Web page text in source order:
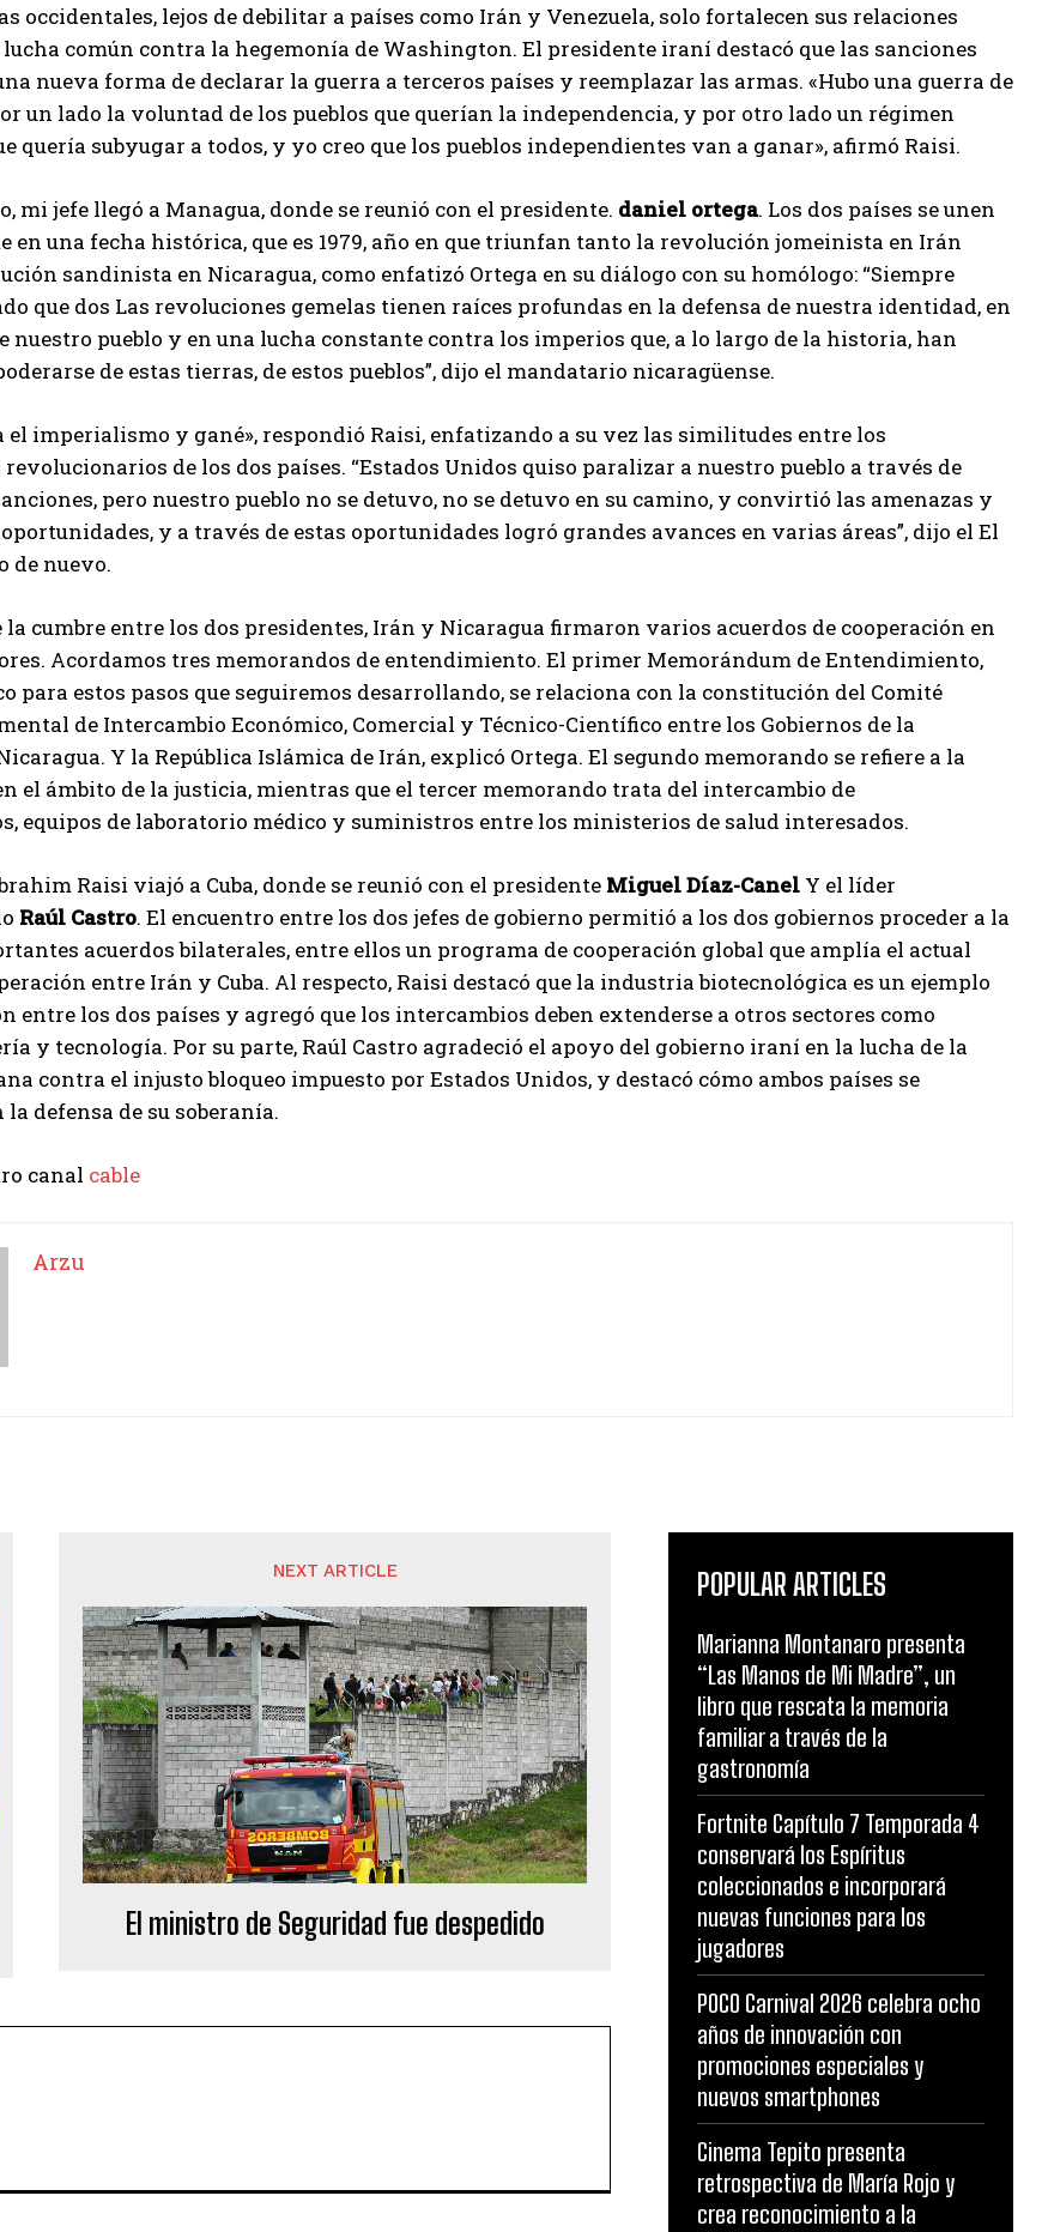
I WANT IN
I've read and accept thePrivacy Policy.
Arzu
occidentales, lejos de debilitar a países como Irán y Venezuela, solo fortalecen sus relaciones
lucha común contra la hegemonía de Washington. El presidente iraní destacó que las sanciones
nueva forma de declarar la guerra a terceros países y reemplazar las armas. «Hubo una guerra de
un lado la voluntad de los pueblos que querían la independencia, y por otro lado un régimen
quería subyugar a todos, y yo creo que los pueblos independientes van a ganar», afirmó Raisi.
mi jefe llegó a Managua, donde se reunió con el presidente. daniel ortega. Los dos países se unen
en una fecha histórica, que es 1979, año en que triunfan tanto la revolución jomeinista en Irán
sandinista en Nicaragua, como enfatizó Ortega en su diálogo con su homólogo: “Siempre
que dos Las revoluciones gemelas tienen raíces profundas en la defensa de nuestra identidad, en
nuestro pueblo y en una lucha constante contra los imperios que, a lo largo de la historia, han
de estas tierras, de estos pueblos”, dijo el mandatario nicaragüense.
el imperialismo y gané», respondió Raisi, enfatizando a su vez las similitudes entre los
de los dos países. “Estados Unidos quiso paralizar a nuestro pueblo a través de
pero nuestro pueblo no se detuvo, no se detuvo en su camino, y convirtió las amenazas y
y a través de estas oportunidades logró grandes avances en varias áreas”, dijo el El
de nuevo.
cumbre entre los dos presidentes, Irán y Nicaragua firmaron varios acuerdos de cooperación en
Acordamos tres memorandos de entendimiento. El primer Memorándum de Entendimiento,
para estos pasos que seguiremos desarrollando, se relaciona con la constitución del Comité
de Intercambio Económico, Comercial y Técnico-Científico entre los Gobiernos de la
Y la República Islámica de Irán, explicó Ortega. El segundo memorando se refiere a la
el ámbito de la justicia, mientras que el tercer memorando trata del intercambio de
equipos de laboratorio médico y suministros entre los ministerios de salud interesados.
Raisi viajó a Cuba, donde se reunió con el presidente Miguel Díaz-Canel Y el líder
Raúl Castro. El encuentro entre los dos jefes de gobierno permitió a los dos gobiernos proceder a la
acuerdos bilaterales, entre ellos un programa de cooperación global que amplía el actual
entre Irán y Cuba. Al respecto, Raisi destacó que la industria biotecnológica es un ejemplo
entre los dos países y agregó que los intercambios deben extenderse a otros sectores como
y tecnología. Por su parte, Raúl Castro agradeció el apoyo del gobierno iraní en la lucha de la
contra el injusto bloqueo impuesto por Estados Unidos, y destacó cómo ambos países se
defensa de su soberanía.
canal cable
Arzu
NEXT ARTICLE
El ministro de Seguridad fue despedido
POPULAR ARTICLES
Marianna Montanaro presenta
“Las Manos de Mi Madre”, un
libro que rescata la memoria
familiar a través de la
gastronomía
Fortnite Capítulo 7 Temporada 4
conservará los Espíritus
coleccionados e incorporará
nuevas funciones para los
jugadores
POCO Carnival 2026 celebra ocho
años de innovación con
promociones especiales y
nuevos smartphones
Cinema Tepito presenta
retrospectiva de María Rojo y
crea reconocimiento a la